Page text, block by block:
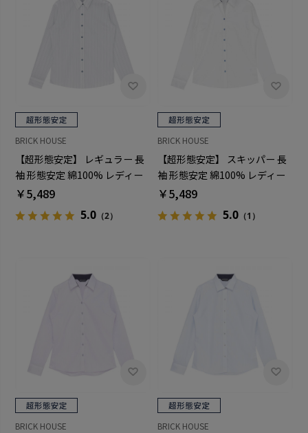
BRICK HOUSE
【超形態安定】 レギュラー 長
袖 形態安定 綿100% レディー
スシャツ
￥5,489
5.0（2）
BRICK HOUSE
【超形態安定】 スキッパー 長
袖 形態安定 綿100% レディー
スシャツ
￥5,489
5.0 （1）
BRICK HOUSE BRICK HOUSE